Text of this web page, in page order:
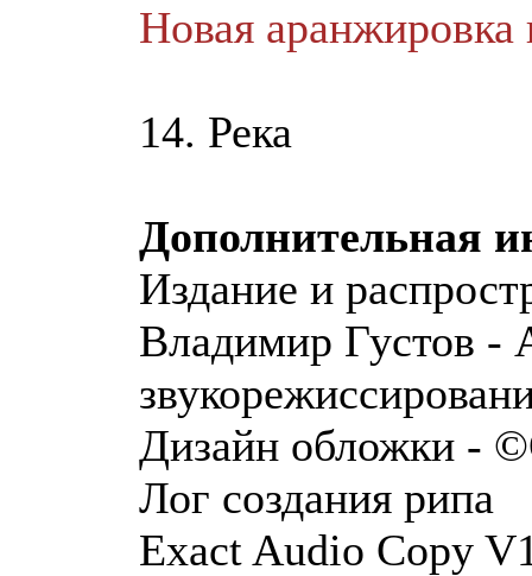
Новая аранжировка
14. Река
Дополнительная
Издание и
Владимир Густов -
Дизайн обложки -
Лог создания рипа
Exact Audio Copy